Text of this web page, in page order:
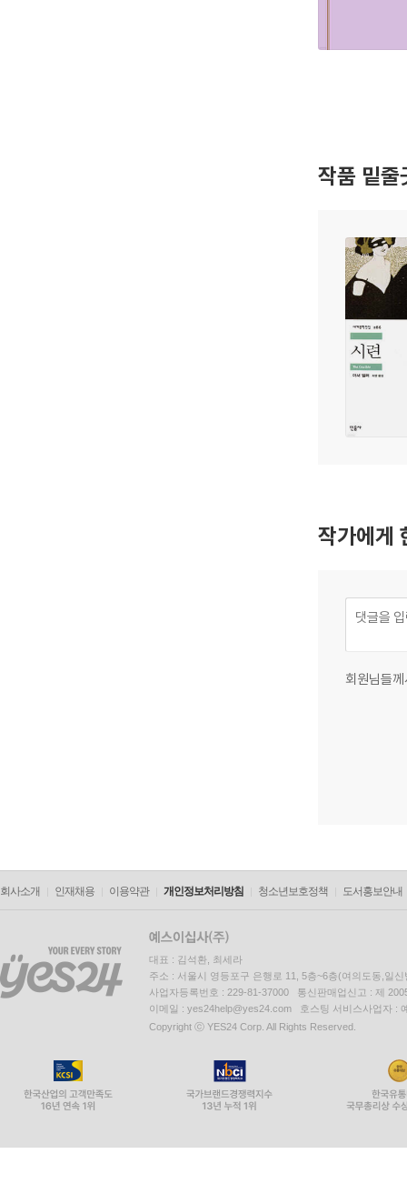
작품 밑줄
작가에게
회원님들
회사소개 인재채용 이용약관 개인정보처리방침 청소년보호정책 도서홍보안내
대표 : 김석환, 최세라
주소 : 서울시 영등포구 은행로 11, 5층~6층(여의도동,일신
사업자등록번호 : 229-81-37000 통신판매업신고 : 제
이메일 : yes24help@yes24.com 호스팅 서비스사업자 :
Copyright ⓒ YES24 Corp. All Rights Reserved.